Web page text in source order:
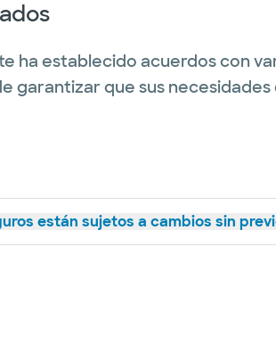
ha establecido acuerdos con
garantizar que sus necesidades
están sujetos a cambios sin